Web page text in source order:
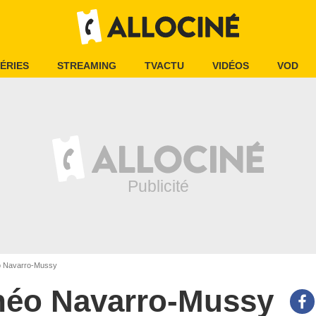
STREAMING TVACTU VIDÉOS VOD
Navarro-Mussy
Navarro-Mussy